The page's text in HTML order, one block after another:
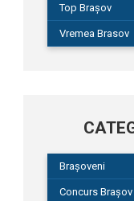
Top Brașov
Vremea Brasov
Brașoveni
Concurs Brașov